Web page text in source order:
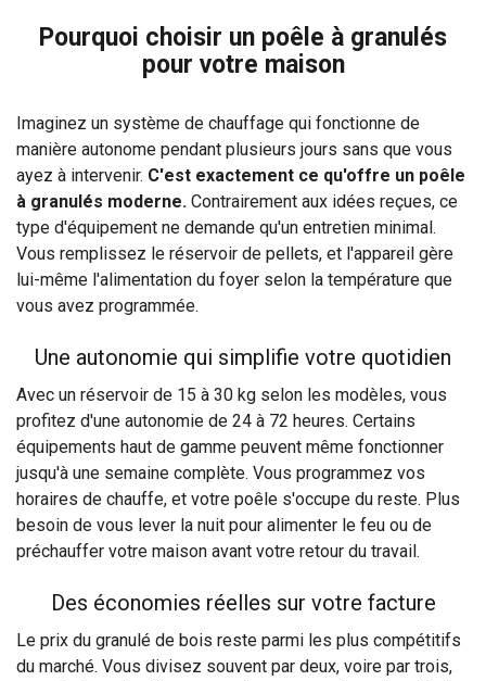
Pourquoi choisir un poêle à granulés
pour votre maison
Imaginez un système de chauffage qui fonctionne de
manière autonome pendant plusieurs jours sans que vous
ayez à intervenir. C'est exactement ce qu'offre un poêle
à granulés moderne. Contrairement aux idées reçues, ce
type d'équipement ne demande qu'un entretien minimal.
Vous remplissez le réservoir de pellets, et l'appareil gère
lui-même l'alimentation du foyer selon la température que
vous avez programmée.
Une autonomie qui simplifie votre quotidien
Avec un réservoir de 15 à 30 kg selon les modèles, vous
profitez d'une autonomie de 24 à 72 heures. Certains
équipements haut de gamme peuvent même fonctionner
jusqu'à une semaine complète. Vous programmez vos
horaires de chauffe, et votre poêle s'occupe du reste. Plus
besoin de vous lever la nuit pour alimenter le feu ou de
préchauffer votre maison avant votre retour du travail.
Des économies réelles sur votre facture
Le prix du granulé de bois reste parmi les plus compétitifs
du marché. Vous divisez souvent par deux, voire par trois,